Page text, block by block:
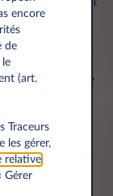
de recharger
solaire que
des
portable
de 95% et
encore
de
(art.
Traceurs
les gérer,
relative
Gérer